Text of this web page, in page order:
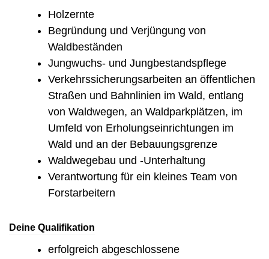
Holzernte
Begründung und Verjüngung von
Waldbeständen
Jungwuchs- und Jungbestandspflege
Verkehrssicherungsarbeiten an öffentlichen
Straßen und Bahnlinien im Wald, entlang
von Waldwegen, an Waldparkplätzen, im
Umfeld von Erholungseinrichtungen im
Wald und an der Bebauungsgrenze
Waldwegebau und -Unterhaltung
Verantwortung für ein kleines Team von
Forstarbeitern
Deine Qualifikation
erfolgreich abgeschlossene